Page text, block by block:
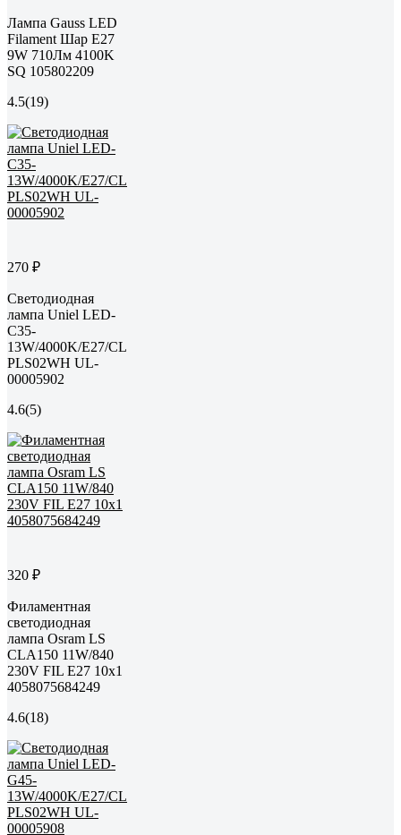
Лампа Gauss LED
Filament Шар E27
9W 710Лм 4100K
SQ 105802209
4.5(19)
270 ₽
Светодиодная
лампа Uniel LED-
C35-
13W/4000K/E27/CL
PLS02WH UL-
00005902
4.6(5)
320 ₽
Филаментная
светодиодная
лампа Osram LS
CLA150 11W/840
230V FIL E27 10x1
4058075684249
4.6(18)